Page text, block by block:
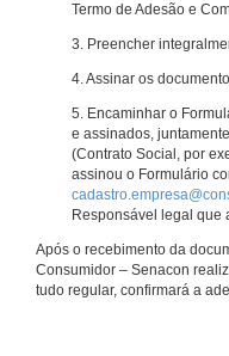
Termo de Adesão e
3. Preencher
4. Assinar os
5. Encaminhar o
e assinados,
(Contrato Social, por
assinou o Formulário
Responsável legal que
Após o recebimento da
Consumidor – Senacon
tudo regular, confirmará a